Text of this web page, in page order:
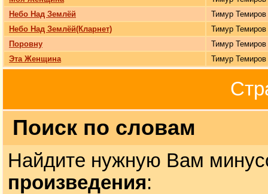
Небо Над Землёй
Тимур Темиров
Небо Над Землёй(Кларнет)
Тимур Темиров
Поровну
Тимур Темиров
Эта Женщина
Тимур Темиров
Поиск по словам
Найдите нужную Вам
произведения: